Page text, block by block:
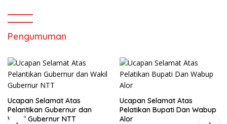
Pengumuman
Ucapan Selamat Atas
Pelantikan Gubernur dan
Wakil Gubernur NTT
Ucapan Selamat Atas
Pelatikan Bupati Dan Wabup
Alor